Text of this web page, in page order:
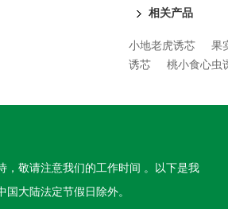
相关产品
小地老虎诱芯
果
诱芯
桃小食心虫
，敬请注意我们的工作时间 。以下是我
国大陆法定节假日除外。